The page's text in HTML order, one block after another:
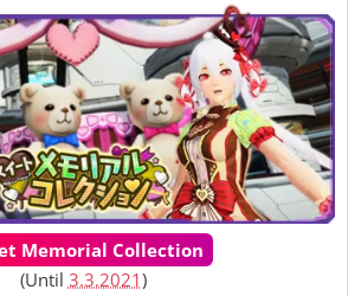
Memorial Collection
(Until 3.3.2021)